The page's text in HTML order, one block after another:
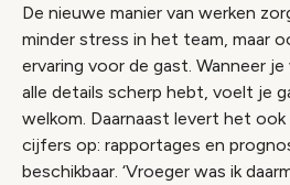
De nieuwe manier van werken
minder stress in het team, maar
ervaring voor de gast. Wanneer
alle details scherp hebt, voelt je
welkom. Daarnaast levert het
cijfers op: rapportages en
beschikbaar. ‘Vroeger was ik